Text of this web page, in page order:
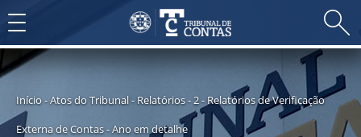
Toggle
navigation
Início-Atos do Tribunal-Relatórios-2 - Relatórios de Verificação
Externa de Contas-Ano em detalhe